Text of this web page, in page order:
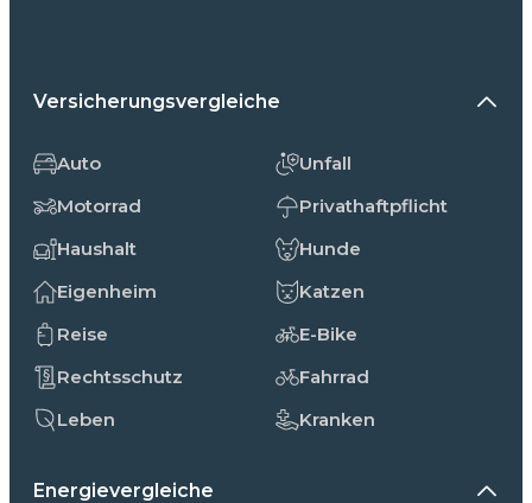
Versicherungsvergleiche
Auto
Motorrad
Haushalt
Eigenheim
Reise
Rechtsschutz
Leben
Unfall
Privathaftpflicht
Hunde
Katzen
E-Bike
Fahrrad
Kranken
Energievergleiche